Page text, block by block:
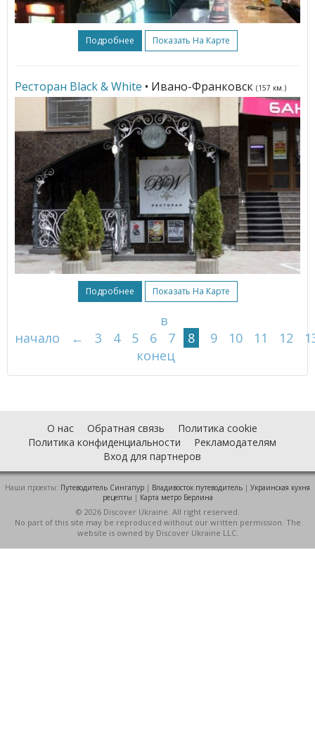
Подробнее Показать На Карте
Ресторан Black & White • Ивано-Франковск (157 км.)
Подробнее Показать На Карте
в
начало
← 3 4 5 6 7 8 9 10 11 12
конец
О нас Обратная связь
Политика cookie
Политика конфиденциальности
Рекламодателям
Вход для партнеров
Наши проекты: Путеводитель Сингапур | Владивосток путеводитель | Украинская кухня
рецепты | Карта метро Берлина
© 2026 Discover Ukraine. All right reserved.
No part of this site may be reproduced without our written permission. The
website is owned by Discover Ukraine LLC.